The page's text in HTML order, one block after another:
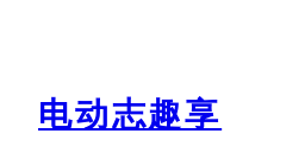
电动志趣享